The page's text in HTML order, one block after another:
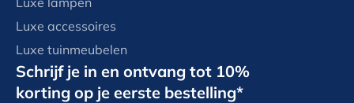
Luxe accessoires
Luxe tuinmeubelen
Schrijf je in en ontvang tot 10%
korting op je eerste bestelling*